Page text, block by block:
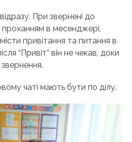
При звернені до
в месенджері,
привітання та питання в
“Привіт” він не чекав, доки
чаті мають бути по ділу.